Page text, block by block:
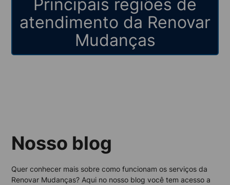
Principais regiões de
atendimento da Renovar
Mudanças
Nosso blog
Quer conhecer mais sobre como funcionam os serviços da
Renovar Mudanças? Aqui no nosso blog você tem acesso a